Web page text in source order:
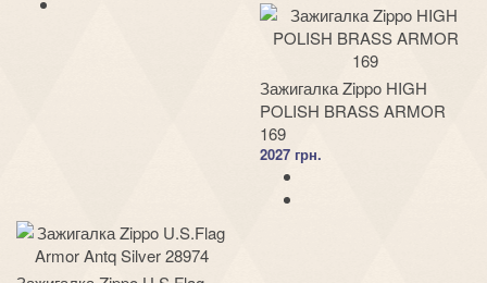
Зажигалка Zippo HIGH
POLISH BRASS ARMOR
169
2027 грн.